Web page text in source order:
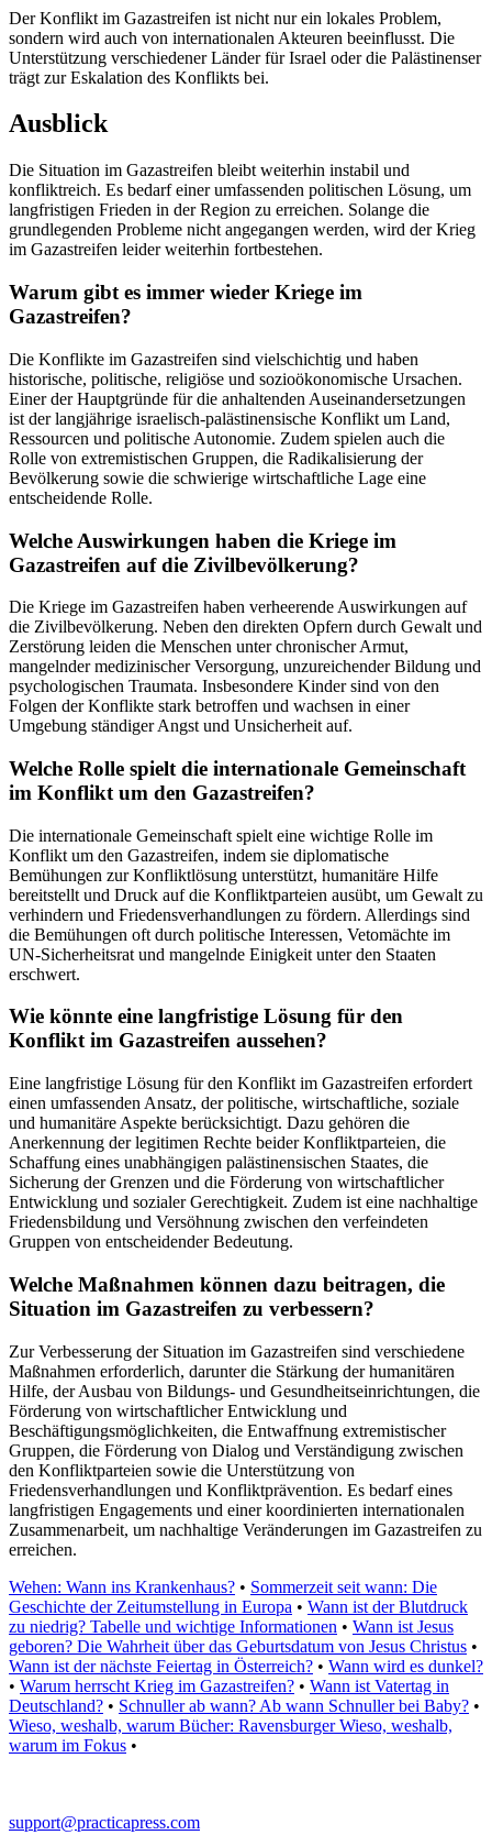
Der Konflikt im Gazastreifen ist nicht nur ein lokales Problem,
sondern wird auch von internationalen Akteuren beeinflusst. Die
Unterstützung verschiedener Länder für Israel oder die Palästinenser
trägt zur Eskalation des Konflikts bei.
Ausblick
Die Situation im Gazastreifen bleibt weiterhin instabil und
konfliktreich. Es bedarf einer umfassenden politischen Lösung, um
langfristigen Frieden in der Region zu erreichen. Solange die
grundlegenden Probleme nicht angegangen werden, wird der Krieg
im Gazastreifen leider weiterhin fortbestehen.
Warum gibt es immer wieder Kriege im
Gazastreifen?
Die Konflikte im Gazastreifen sind vielschichtig und haben
historische, politische, religiöse und sozioökonomische Ursachen.
Einer der Hauptgründe für die anhaltenden Auseinandersetzungen
ist der langjährige israelisch-palästinensische Konflikt um Land,
Ressourcen und politische Autonomie. Zudem spielen auch die
Rolle von extremistischen Gruppen, die Radikalisierung der
Bevölkerung sowie die schwierige wirtschaftliche Lage eine
entscheidende Rolle.
Welche Auswirkungen haben die Kriege im
Gazastreifen auf die Zivilbevölkerung?
Die Kriege im Gazastreifen haben verheerende Auswirkungen auf
die Zivilbevölkerung. Neben den direkten Opfern durch Gewalt und
Zerstörung leiden die Menschen unter chronischer Armut,
mangelnder medizinischer Versorgung, unzureichender Bildung und
psychologischen Traumata. Insbesondere Kinder sind von den
Folgen der Konflikte stark betroffen und wachsen in einer
Umgebung ständiger Angst und Unsicherheit auf.
Welche Rolle spielt die internationale Gemeinschaft
im Konflikt um den Gazastreifen?
Die internationale Gemeinschaft spielt eine wichtige Rolle im
Konflikt um den Gazastreifen, indem sie diplomatische
Bemühungen zur Konfliktlösung unterstützt, humanitäre Hilfe
bereitstellt und Druck auf die Konfliktparteien ausübt, um Gewalt zu
verhindern und Friedensverhandlungen zu fördern. Allerdings sind
die Bemühungen oft durch politische Interessen, Vetomächte im
UN-Sicherheitsrat und mangelnde Einigkeit unter den Staaten
erschwert.
Wie könnte eine langfristige Lösung für den
Konflikt im Gazastreifen aussehen?
Eine langfristige Lösung für den Konflikt im Gazastreifen erfordert
einen umfassenden Ansatz, der politische, wirtschaftliche, soziale
und humanitäre Aspekte berücksichtigt. Dazu gehören die
Anerkennung der legitimen Rechte beider Konfliktparteien, die
Schaffung eines unabhängigen palästinensischen Staates, die
Sicherung der Grenzen und die Förderung von wirtschaftlicher
Entwicklung und sozialer Gerechtigkeit. Zudem ist eine nachhaltige
Friedensbildung und Versöhnung zwischen den verfeindeten
Gruppen von entscheidender Bedeutung.
Welche Maßnahmen können dazu beitragen, die
Situation im Gazastreifen zu verbessern?
Zur Verbesserung der Situation im Gazastreifen sind verschiedene
Maßnahmen erforderlich, darunter die Stärkung der humanitären
Hilfe, der Ausbau von Bildungs- und Gesundheitseinrichtungen, die
Förderung von wirtschaftlicher Entwicklung und
Beschäftigungsmöglichkeiten, die Entwaffnung extremistischer
Gruppen, die Förderung von Dialog und Verständigung zwischen
den Konfliktparteien sowie die Unterstützung von
Friedensverhandlungen und Konfliktprävention. Es bedarf eines
langfristigen Engagements und einer koordinierten internationalen
Zusammenarbeit, um nachhaltige Veränderungen im Gazastreifen zu
erreichen.
Wehen: Wann ins Krankenhaus? • Sommerzeit seit wann: Die
Geschichte der Zeitumstellung in Europa • Wann ist der Blutdruck
zu niedrig? Tabelle und wichtige Informationen • Wann ist Jesus
geboren? Die Wahrheit über das Geburtsdatum von Jesus Christus •
Wann ist der nächste Feiertag in Österreich? • Wann wird es dunkel?
• Warum herrscht Krieg im Gazastreifen? • Wann ist Vatertag in
Deutschland? • Schnuller ab wann? Ab wann Schnuller bei Baby? •
Wieso, weshalb, warum Bücher: Ravensburger Wieso, weshalb,
warum im Fokus •
support@practicapress.com